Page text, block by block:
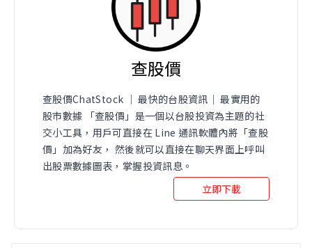
查股價
查股價ChatStock ｜ 最快的台股資訊｜ 最實用的
股市數據 「查股價」是一個以台股投資為主題的社
交小工具，用戶可直接在 Line 通訊軟體內將「查股
價」加為好友， 然後就可以直接在聊天界面上呼叫
出股票數據圖表，掌握投資訊息。
立即下載